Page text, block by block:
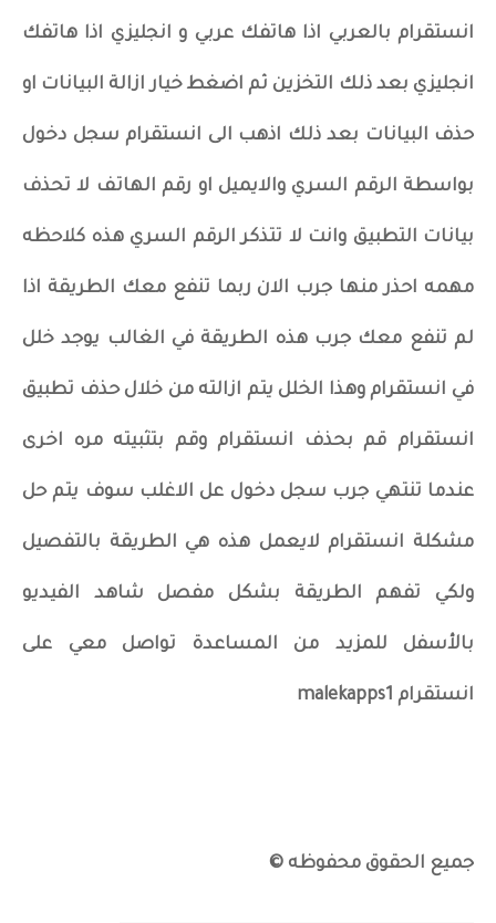
انستقرام بالعربي اذا هاتفك عربي و انجليزي اذا هاتفك
انجليزي بعد ذلك التخزين ثم اضغط خيار ازالة البيانات او
حذف البيانات بعد ذلك اذهب الى انستقرام سجل دخول
بواسطة الرقم السري والايميل او رقم الهاتف لا تحذف
بيانات التطبيق وانت لا تتذكر الرقم السري هذه كلاحظه
مهمه احذر منها جرب الان ربما تنفع معك الطريقة اذا
لم تنفع معك جرب هذه الطريقة في الغالب يوجد خلل
في انستقرام وهذا الخلل يتم ازالته من خلال حذف تطبيق
انستقرام قم بحذف انستقرام وقم بتثبيته مره اخرى
عندما تنتهي جرب سجل دخول عل الاغلب سوف يتم حل
مشكلة انستقرام لايعمل هذه هي الطريقة بالتفصيل
ولكي تفهم الطريقة بشكل مفصل شاهد الفيديو
بالأسفل للمزيد من المساعدة تواصل معي على
انستقرام malekapps1
جميع الحقوق محفوظه ©